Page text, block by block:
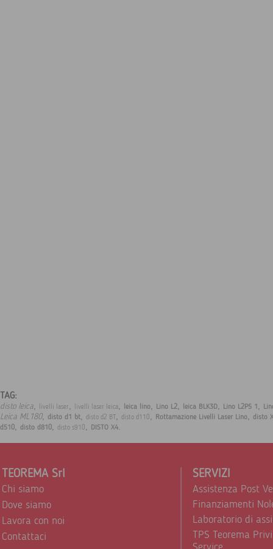
TAG:
disto leica, livelli laser, livelli laser leica, leica lino, Lino L2, leica BLK3D, Lino L2P5 1 ,
Leica ML180, disto d1 bt, disto d2 BT , disto d110, Rottamazione Livelli Laser Lino, disto
d510, disto d810, disto s910, DISTO X4.
TEOREMA Srl
Chi siamo
Dove siamo
Lavora con noi
Contattaci
SERVIZI
Assistenza Post
Finanziamenti
Laboratorio di
TPS Teorema